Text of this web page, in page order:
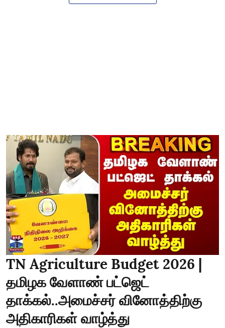
TN Agriculture Budget 2026 |
தமிழக வேளாண் பட்ஜெட்
தாக்கல்..அமைச்சர் வினோத்திற்கு
அதிகாரிகள் வாழ்த்து